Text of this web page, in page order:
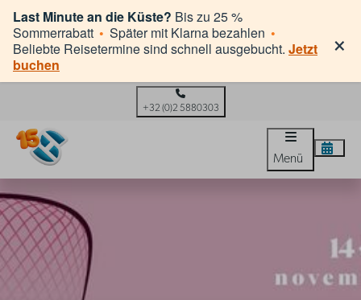
Last Minute an die Küste? Bis zu 25 %
Sommerrabatt • Später mit Klarna bezahlen •
Beliebte Reisetermine sind schnell ausgebucht. Jetzt
buchen
×
+32 (0)2 5880303
Menü